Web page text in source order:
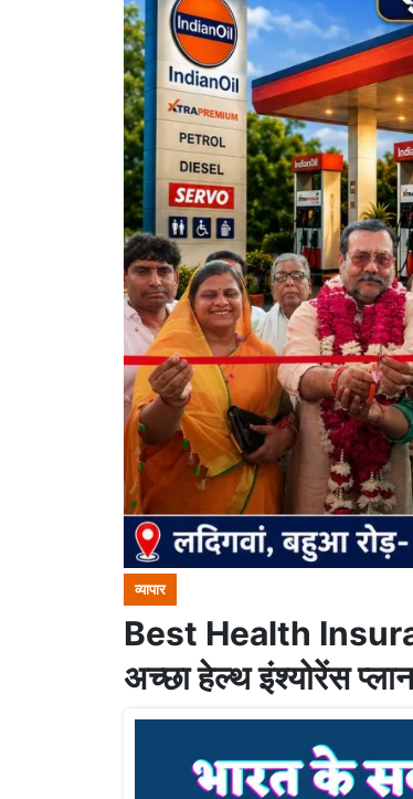
व्यापार
Best Health
अच्छा हेल्थ इंश्योरेंस